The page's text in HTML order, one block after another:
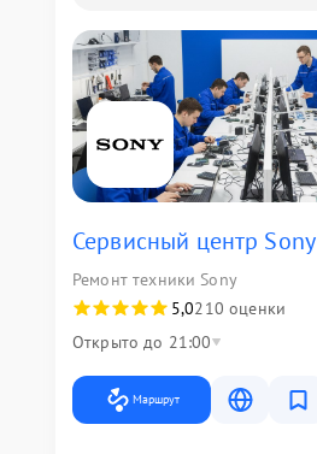
Сервисный центр Sony
Ремонт техники Sony
5,0210 оценки
Открыто до 21:00
Маршрут